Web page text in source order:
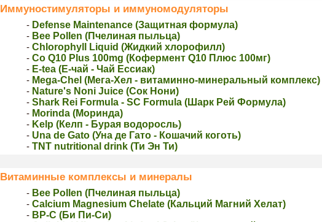
Иммуностимуляторы и иммуномодуляторы
- Defense Maintenance (Защитная формула)
- Bee Pollen (Пчелинaя пыльца)
- Chlorophyll Liquid (Жидкий хлорoфилл)
- Co Q10 Plus 100mg (Кофермент Q10 Плюс 100мг)
- E-tea (Е-чай - Чай Ессиак)
- Mega-Chel (Мега-Хел - витаминно-минеральный комплекс)
- Nature's Noni Juice (Сoк Нони)
- Shark Rei Formula - SC Formula (Шарк Рей Формула)
- Mоrinda (Мoринда)
- Kelp (Келп - Бурая водоросль)
- Una de Gato (Уна де Гато - Кошачий коготь)
- TNT nutritional drink (Ти Эн Ти)
Витаминные комплексы и минералы
- Bee Pollen (Пчелинaя пыльца)
- Calcium Magnesium Chelate (Кальций Магний Хелат)
- BP-C (Би Пи-Си)